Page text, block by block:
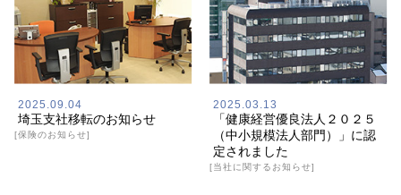
2025.09.04
埼玉支社移転のお知らせ
[保険のお知らせ]
2025.03.13
「健康経営優良法人２０２５
（中小規模法人部門）」に認
定されました
[当社に関するお知らせ]